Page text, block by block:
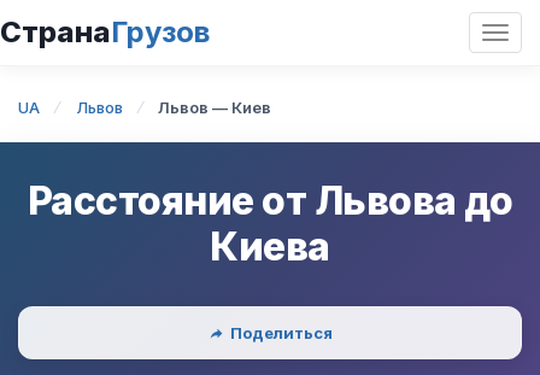
СтранаГрузов
UA Львов Львов — Киев
Расстояние от Львова до
Киева
Поделиться